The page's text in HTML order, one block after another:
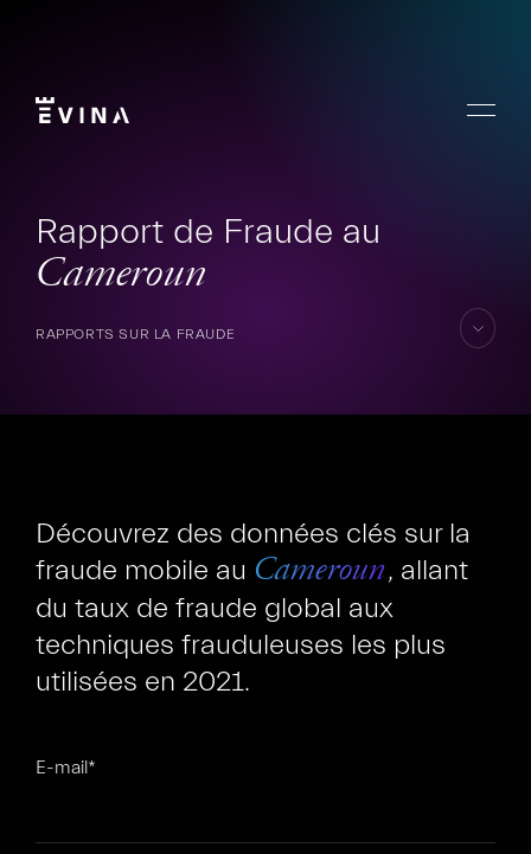
Menu
Rapport de Fraude au
Cameroun
RAPPORTS SUR LA FRAUDE
Découvrez des données clés sur la
fraude mobile au Cameroun, allant
du taux de fraude global aux
techniques frauduleuses les plus
utilisées en 2021.
E-mail*